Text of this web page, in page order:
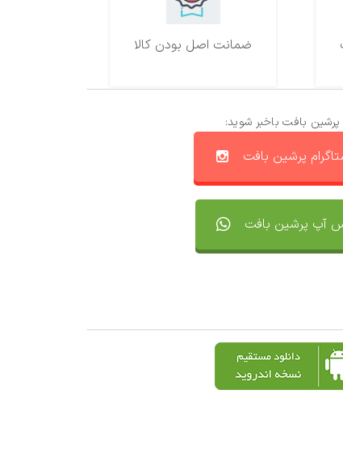
ضمانت اصل بودن کالا
بافت باخبر شوید:
پرشین بافت
آپ پرشین بافت